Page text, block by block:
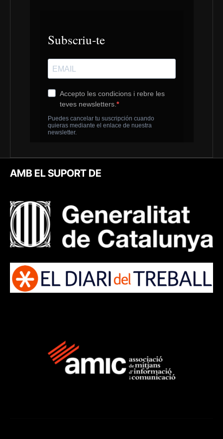
AMB EL SUPORT DE